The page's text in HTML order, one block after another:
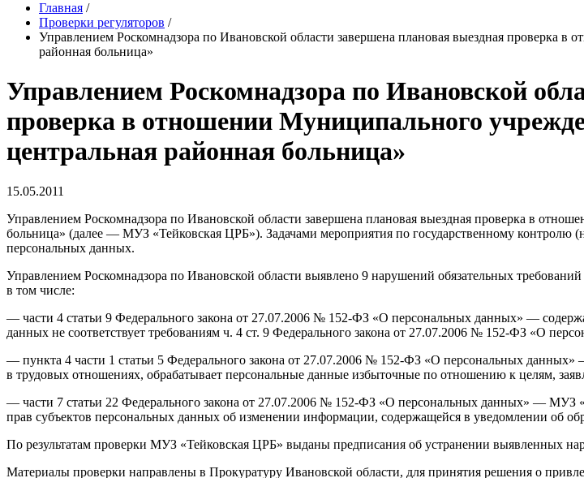
Главная /
Проверки регуляторов /
Управлением Роскомнадзора по Ивановской области завершена плановая выездная проверка
районная больница»
Управлением Роскомнадзора по Ивановской
проверка в отношении Муниципального
центральная районная больница»
15.05.2011
Управлением Роскомнадзора по Ивановской области завершена плановая выездная проверка в
больница» (далее — МУЗ «Тейковская ЦРБ»). Задачами мероприятия по государственному контролю
персональных данных.
Управлением Роскомнадзора по Ивановской области выявлено 9 нарушений обязательных
в том числе:
— части 4 статьи 9 Федерального закона от 27.07.2006 № 152-ФЗ «О персональных данных» —
данных не соответствует требованиям ч. 4 ст. 9 Федерального закона от 27.07.2006 № 152-ФЗ «О
— пункта 4 части 1 статьи 5 Федерального закона от 27.07.2006 № 152-ФЗ «О персональных
в трудовых отношениях, обрабатывает персональные данные избыточные по отношению к целям,
— части 7 статьи 22 Федерального закона от 27.07.2006 № 152-ФЗ «О персональных данных» —
прав субъектов персональных данных об изменении информации, содержащейся в уведомлении об
По результатам проверки МУЗ «Тейковская ЦРБ» выданы предписания об устранении выявленных
Материалы проверки направлены в Прокуратуру Ивановской области, для принятия решения о